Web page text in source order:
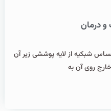
درمان
شبکیه از لایه پوششی زیر آن
روی آن به